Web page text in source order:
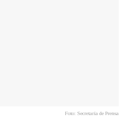
Foto: Secretaría de Prensa